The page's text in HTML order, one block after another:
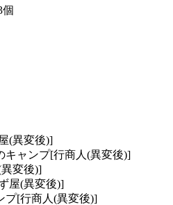
個
(異変後)]
キャンプ[行商人(異変後)]
変後)]
屋(異変後)]
プ[行商人(異変後)]